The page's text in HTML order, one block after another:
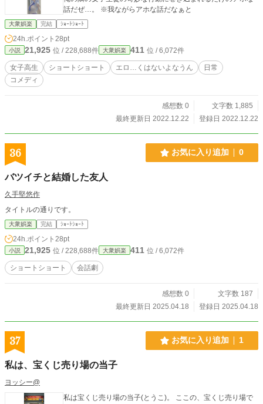
話だぜ…。 ※我ながらアホな話だなぁと
大衆娯楽 完結 ｼｮｰﾄｼｮｰﾄ
24h.ポイント 28pt
小説 21,925 位 / 228,688件 大衆娯楽 411 位 / 6,072件
女子高生 ショートショート エロ…くはないよなうん
日常
コメディ
感想数 0
文字数 1,885
最終更新日 2022.12.22
登録日 2022.12.22
36 お気に入り追加 0
バツイチと結婚した友人
久手堅悠作
タイトルの通りです。
大衆娯楽 完結 ｼｮｰﾄｼｮｰﾄ
24h.ポイント 28pt
小説 21,925 位 / 228,688件 大衆娯楽 411 位 / 6,072件
ショートショート 会話劇
感想数 0
文字数 187
最終更新日 2025.04.18
登録日 2025.04.18
37 お気に入り追加 1
私は、宝くじ売り場の当子
ヨッシー@
私は宝くじ売り場の当子(とうこ)。 ここの、宝くじ売り場で